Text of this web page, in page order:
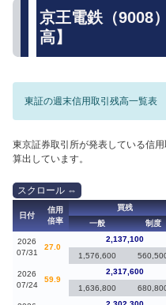
京王電鉄（9008
高】
東証の週末信用取引残高一覧表
東京証券取引所が発表している信
算出しています。
日付
信用
倍率
買残
一般
制度
2026
07/31
27.0
2,137,100
1,576,600
2026
07/24
59.9
2,317,600
1,636,800